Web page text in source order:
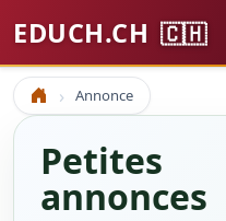
EDUCH.CH 🇨🇭
Accueil Annonce
Petites
annonces